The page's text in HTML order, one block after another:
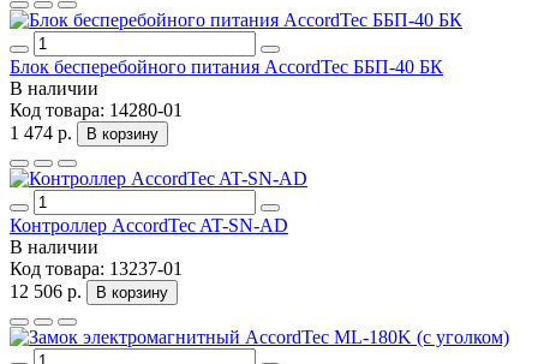
Блок бесперебойного питания AccordTec ББП-40 БК
В наличии
Код товара: 14280-01
1 474 р.
В корзину
Контроллер AccordTec AT-SN-AD
В наличии
Код товара: 13237-01
12 506 р.
В корзину